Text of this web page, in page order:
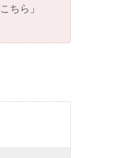
こちら 」